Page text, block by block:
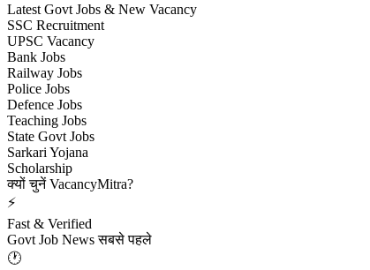
Latest Govt Jobs & New Vacancy
SSC Recruitment
UPSC Vacancy
Bank Jobs
Railway Jobs
Police Jobs
Defence Jobs
Teaching Jobs
State Govt Jobs
Sarkari Yojana
Scholarship
क्यों चुनें VacancyMitra?
⚡
Fast & Verified
Govt Job News सबसे पहले
🕐